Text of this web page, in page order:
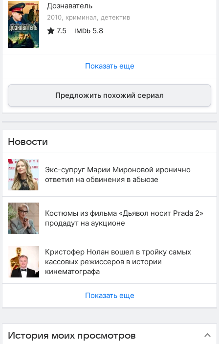
Дознаватель
2010, криминал, детектив
7.5 IMDb 5.8
Показать еще
Предложить похожий сериал
Новости
Экс-супруг Марии Мироновой иронично
ответил на обвинения в абьюзе
Костюмы из фильма «Дьявол носит Prada 2»
продадут на аукционе
Кристофер Нолан вошел в тройку самых
кассовых режиссеров в истории
кинематографа
Показать еще
История моих просмотров